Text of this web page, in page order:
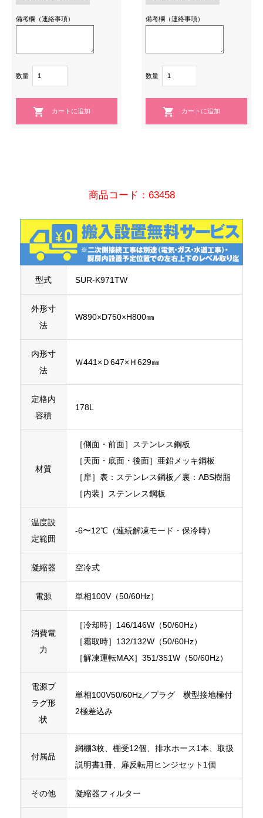
備考欄（連絡事項）
数量
備考欄（連絡事項）
数量
商品コード：63458
型式 SUR-K971TW
外形寸
法
W890×D750×H800㎜
内形寸
法
Ｗ441×Ｄ647×Ｈ629㎜
定格内
容積
178L
材質
［側面・前面］ステンレス鋼板
［天面・底面・後面］亜鉛メッキ鋼板
［扉］表：ステンレス鋼板／裏：ABS樹脂
［内装］ステンレス鋼板
温度設
定範囲
‐6〜12℃（連続解凍モード・保冷時）
凝縮器 空冷式
電源 単相100V（50/60Hz）
消費電
力
［冷却時］146/146W（50/60Hz）
［霜取時］132/132W（50/60Hz）
［解凍運転MAX］351/351W（50/60Hz）
電源プ
ラグ形
状
単相100V50/60Hz／プラグ 横型接地極付
2極差込み
付属品
網棚3枚、棚受12個、排水ホース1本、取扱
説明書1冊、扉反転用ヒンジセット1個
その他 凝縮器フィルター